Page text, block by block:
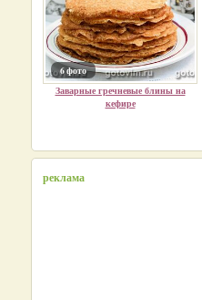
6 фото
Заварные гречневые блины на
кефире
реклама